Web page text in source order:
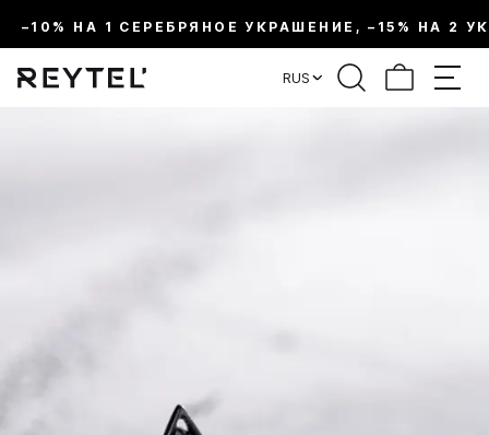
–10% НА 1 СЕРЕБРЯНОЕ УКРАШЕНИЕ, –15% НА 2
RUS